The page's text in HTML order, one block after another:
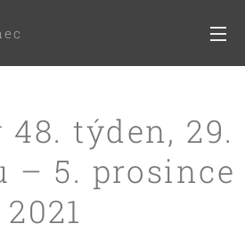
týden, 29.
– 5. prosince
2021